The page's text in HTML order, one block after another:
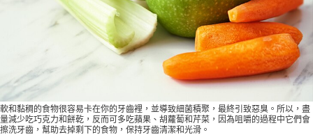
軟和黏稠的食物很容易卡在你的牙齒裡，並導致細菌積聚，最終引致惡臭。所以，盡
量減少吃巧克力和餅乾，反而可多吃蘋果、胡蘿蔔和芹菜，因為咀嚼的過程中它們會
擦洗牙齒，幫助去掉剩下的食物，保持牙齒清潔和光滑。